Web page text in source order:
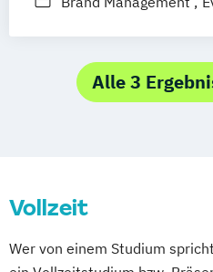
Medien- und
Strategisches Marketing
Alle 3
Vollzeit
Wer von einem Studium